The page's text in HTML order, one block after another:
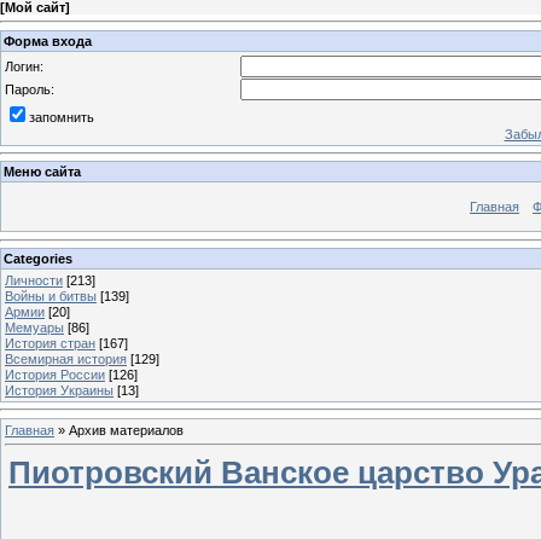
[Мой сайт]
Форма входа
Логин:
Пароль:
запомнить
Меню сайта
Главная
Categories
Личности [213]
Войны и битвы [139]
Армии [20]
Мемуары [86]
История стран [167]
Всемирная история [129]
История России [126]
История Украины [13]
Главная » Архив материалов
Пиотровский Ванское царство